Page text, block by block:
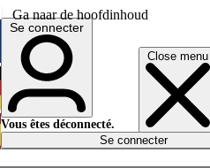
Ga naar de hoofdinhoud
Close menu
English
Deutsch
Español
Se connecter
Vous êtes déconnecté.
Se connecter